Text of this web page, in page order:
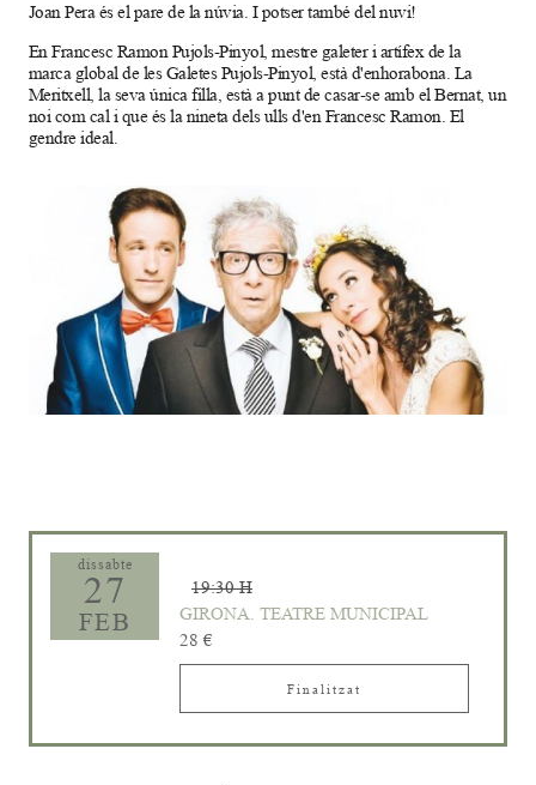
Joan Pera és el pare de la núvia. I potser també del nuvi!
En Francesc Ramon Pujols-Pinyol, mestre galeter i artífex de la
marca global de les Galetes Pujols-Pinyol, està d'enhorabona. La
Meritxell, la seva única filla, està a punt de casar-se amb el Bernat, un
noi com cal i que és la nineta dels ulls d'en Francesc Ramon. El
gendre ideal.
dissabte
27
FEB
19:30 H
GIRONA. TEATRE MUNICIPAL
28 €
Finalitzat